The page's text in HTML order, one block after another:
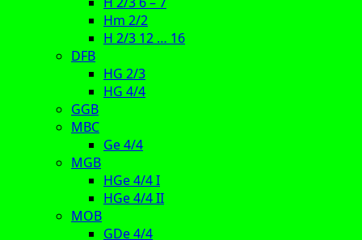
Hm 2/2
H 2/3 12 … 16
DFB
HG 2/3
HG 4/4
GGB
MBC
Ge 4/4
MGB
HGe 4/4 I
HGe 4/4 II
MOB
GDe 4/4